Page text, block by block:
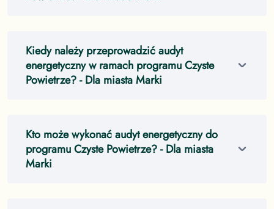
Kiedy należy przeprowadzić audyt
energetyczny w ramach programu Czyste
Powietrze?- Dla miasta Marki
Kto może wykonać audyt energetyczny do
programu Czyste Powietrze?- Dla miasta
Marki